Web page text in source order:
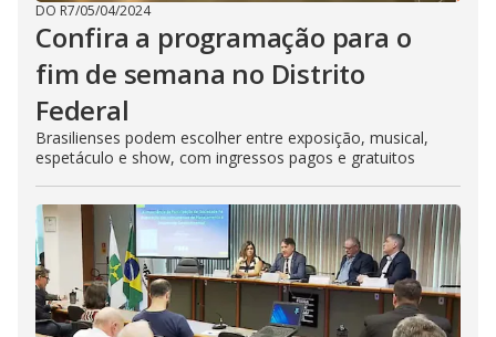
DO R7/05/04/2024
Confira a programação para o
fim de semana no Distrito
Federal
Brasilienses podem escolher entre exposição, musical,
espetáculo e show, com ingressos pagos e gratuitos